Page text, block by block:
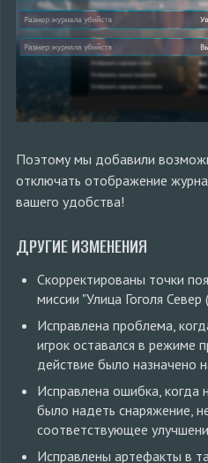
Поэтому мы добавили
отключать отображение
вашего удобства!
ДРУГИЕ ИЗМЕНЕНИЯ
Скорректированы точки
миссии "Улица Гоголя
Исправлена проблема,
игрок оставался в режиме
действие было назначено
Исправлена ошибка, когда
было надеть снаряжение,
соответствующее
Исправлены артефакты в